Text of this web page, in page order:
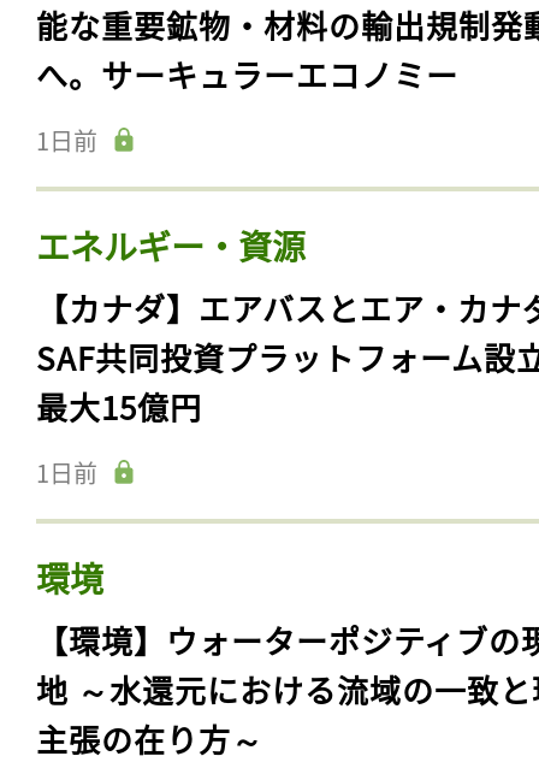
能な重要鉱物・材料の輸出規制発
へ。サーキュラーエコノミー
1日前
エネルギー・資源
【カナダ】エアバスとエア・カナ
SAF共同投資プラットフォーム設
最大15億円
1日前
環境
【環境】ウォーターポジティブの
地 ～水還元における流域の一致
主張の在り方～